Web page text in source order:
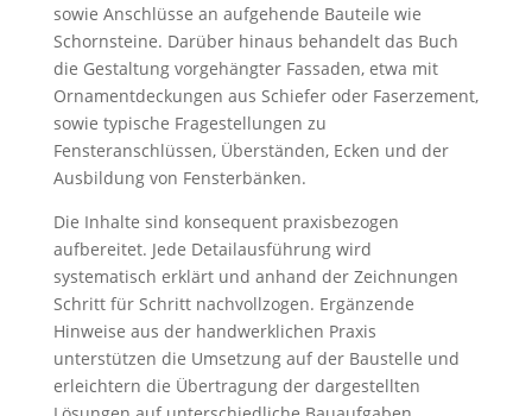
sowie Anschlüsse an aufgehende Bauteile wie
Schornsteine. Darüber hinaus behandelt das Buch
die Gestaltung vorgehängter Fassaden, etwa mit
Ornamentdeckungen aus Schiefer oder Faserzement,
sowie typische Fragestellungen zu
Fensteranschlüssen, Überständen, Ecken und der
Ausbildung von Fensterbänken.
Die Inhalte sind konsequent praxisbezogen
aufbereitet. Jede Detailausführung wird
systematisch erklärt und anhand der Zeichnungen
Schritt für Schritt nachvollzogen. Ergänzende
Hinweise aus der handwerklichen Praxis
unterstützen die Umsetzung auf der Baustelle und
erleichtern die Übertragung der dargestellten